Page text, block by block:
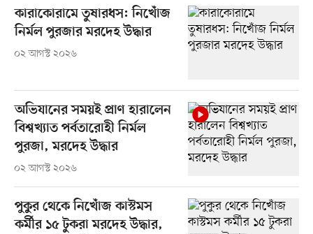
কারাকোরামে তুষারধস: নিখোঁজ
নির্মল পুরজার মরদেহ উদ্ধার
০২ আগস্ট ২০২৬
অভিযানের সময়ই প্রাণ হারালেন
বিশ্বখ্যাত পর্বতারোহী নির্মল
পুরজা, মরদেহ উদ্ধার
০২ আগস্ট ২০২৬
পুকুর থেকে নিখোঁজ কাস্টমস
কর্মীর ১৫ টুকরা মরদেহ উদ্ধার,